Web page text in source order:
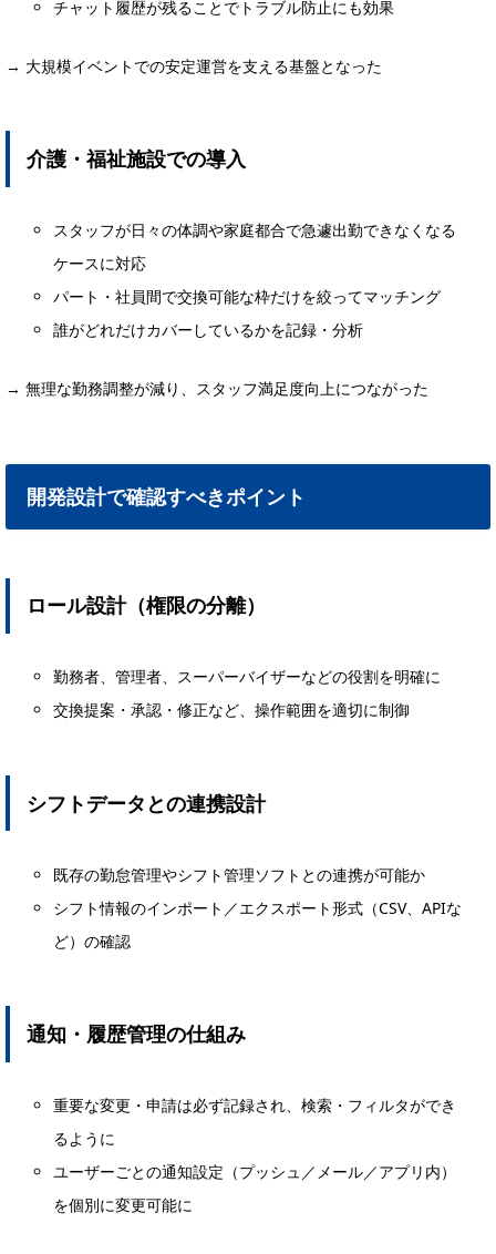
チャット履歴が残ることでトラブル防止にも効果
→ 大規模イベントでの安定運営を支える基盤となった
介護・福祉施設での導入
スタッフが日々の体調や家庭都合で急遽出勤できなくなる
ケースに対応
パート・社員間で交換可能な枠だけを絞ってマッチング
誰がどれだけカバーしているかを記録・分析
→ 無理な勤務調整が減り、スタッフ満足度向上につながった
開発設計で確認すべきポイント
ロール設計（権限の分離）
勤務者、管理者、スーパーバイザーなどの役割を明確に
交換提案・承認・修正など、操作範囲を適切に制御
シフトデータとの連携設計
既存の勤怠管理やシフト管理ソフトとの連携が可能か
シフト情報のインポート／エクスポート形式（CSV、APIな
ど）の確認
通知・履歴管理の仕組み
重要な変更・申請は必ず記録され、検索・フィルタができ
るように
ユーザーごとの通知設定（プッシュ／メール／アプリ内）
を個別に変更可能に